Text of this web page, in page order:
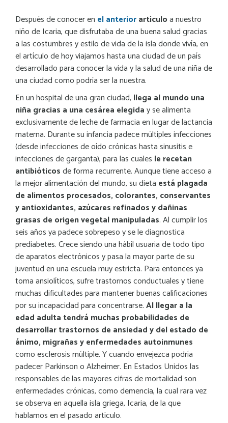
Después de conocer en el anteriorartículoa nuestro
niño de Icaria, que disfrutaba de una buena salud gracias
a las costumbres y estilo de vida de la isla donde vivía, en
el artículo de hoy viajamos hasta una ciudad de un país
desarrollado para conocer la vida y la salud de una niña de
una ciudad como podría ser la nuestra.
En un hospital de una gran ciudad, llega al mundo una
niña gracias a una cesárea elegiday se alimenta
exclusivamente de leche de farmacia en lugar de lactancia
materna. Durante su infancia padece múltiples infecciones
(desde infecciones de oído crónicas hasta sinusitis e
infecciones de garganta), para las cuales le recetan
antibióticosde forma recurrente. Aunque tiene acceso a
la mejor alimentación del mundo, su dieta está plagada
de alimentos procesados, colorantes, conservantes
y antioxidantes, azúcares refinados y dañinas
grasas de origen vegetal manipuladas. Al cumplir los
seis años ya padece sobrepeso y se le diagnostica
prediabetes. Crece siendo una hábil usuaria de todo tipo
de aparatos electrónicos y pasa la mayor parte de su
juventud en una escuela muy estricta. Para entonces ya
toma ansiolíticos, sufre trastornos conductuales y tiene
muchas dificultades para mantener buenas calificaciones
por su incapacidad para concentrarse.Al llegar a la
edad adulta tendrá muchas probabilidades de
desarrollar trastornos de ansiedad y del estado de
ánimo, migrañas y enfermedades autoinmunes
como esclerosis múltiple. Y cuando envejezca podría
padecer Parkinson o Alzheimer. En Estados Unidos las
responsables de las mayores cifras de mortalidad son
enfermedades crónicas, como demencia, la cual rara vez
se observa en aquella isla griega, Icaria, de la que
hablamos en el pasado artículo.